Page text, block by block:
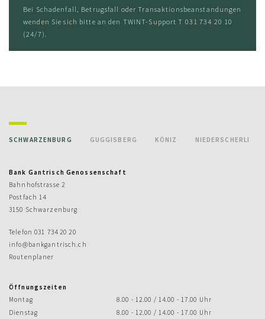
Bei Schadenfall, Betrugsfall oder Transaktionsbeanstandungen
wenden Sie sich bitte an den TWINT-Support T 031 734 20 10
(24/7).
SCHWARZENBURG
Bank Gantrisch Genossenschaft
Bahnhofstrasse 2
Postfach 14
3150 Schwarzenburg
Telefon 031 734 20 20
info@bankgantrisch.ch
Routenplaner
Öffnungszeiten
Montag
8.00 - 12.00 / 14.00 - 17.00 Uhr
Dienstag
8.00 - 12.00 / 14.00 - 17.00 Uhr
GUGGISBERG KÖNIZ NIEDERSCHERLI